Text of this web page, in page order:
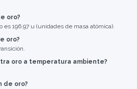
oro?
es 196.97 u (unidades de masa atómica).
oro?
oro a temperatura ambiente?
de oro?